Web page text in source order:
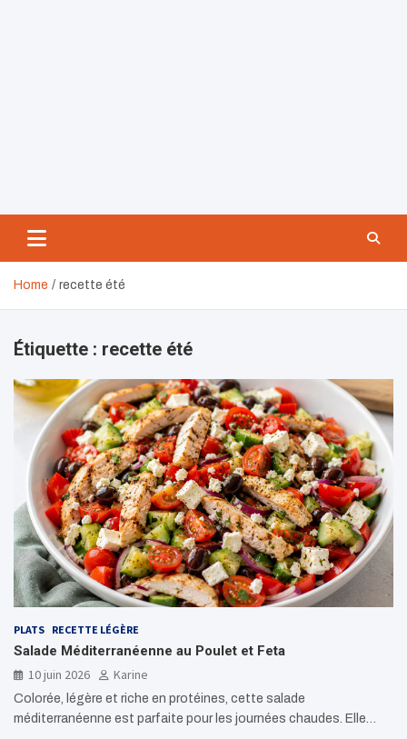
Home recette été
Étiquette : recette été
PLATS RECETTE LÉGÈRE
Salade Méditerranéenne au Poulet et Feta
10 juin 2026
Karine
Colorée, légère et riche en protéines, cette salade
méditerranéenne est parfaite pour les journées chaudes. Elle…